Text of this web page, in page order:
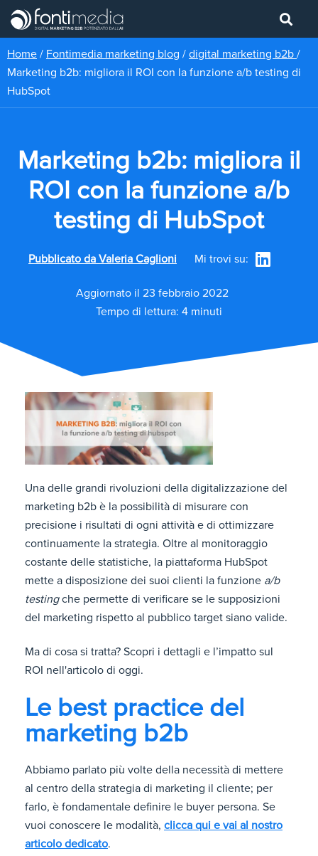
Home / Fontimedia marketing blog / digital marketing b2b /
Marketing b2b: migliora il ROI con la funzione a/b testing di
HubSpot
Marketing b2b: migliora il
ROI con la funzione a/b
testing di HubSpot
Pubblicato da Valeria Caglioni Mi trovi su:
Aggiornato il 23 febbraio 2022
Tempo di lettura: 4 minuti
Una delle grandi rivoluzioni della digitalizzazione del
marketing b2b è la possibilità di misurare con
precisione i risultati di ogni attività e di ottimizzare
continuamente la strategia. Oltre al monitoraggio
costante delle statistiche, la piattaforma HubSpot
mette a disposizione dei suoi clienti la funzione a/b
testingche permette di verificare se le supposizioni
del marketing rispetto al pubblico target siano valide.
Ma di cosa si tratta? Scopri i dettagli e l’impatto sul
ROI nell'articolo di oggi.
Le best practice del
marketing b2b
Abbiamo parlato più volte della necessità di mettere
al centro della strategia di marketing il cliente; per
farlo, è fondamentale definire le buyer persona. Se
vuoi conoscere le modalità, clicca qui e vai al nostro
articolo dedicato.